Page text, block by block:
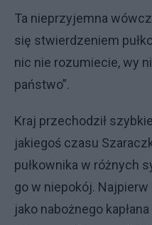
Ta nieprzyjemna
się stwierdzeniem
nic nie rozumiecie, wy
państwo”.
Kraj przechodził
jakiegoś czasu
pułkownika w różnych
go w niepokój.
jako nabożnego